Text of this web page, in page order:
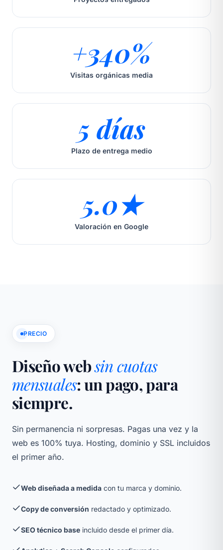
+340%
Visitas orgánicas media
5 días
Plazo de entrega medio
5.0★
Valoración en Google
PRECIO
Diseño websin cuotas
mensuales: un pago, para
siempre.
Sin permanencia ni sorpresas. Pagas una vez y la
web es 100% tuya. Hosting, dominio y SSL incluidos
el primer año.
Web diseñada a medida con tu marca y dominio.
Copy de conversión redactado y optimizado.
SEO técnico base incluido desde el primer día.